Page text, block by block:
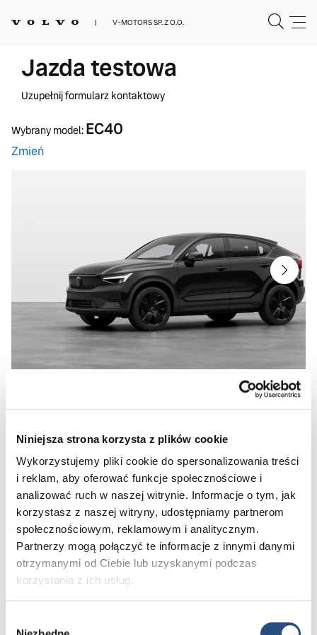
Niniejsza strona korzysta z plików cookie
Wykorzystujemy pliki cookie do spersonalizowania treści
i reklam, aby oferować funkcje społecznościowe i
analizować ruch w naszej witrynie. Informacje o tym, jak
korzystasz z naszej witryny, udostępniamy partnerom
społecznościowym, reklamowym i analitycznym.
Partnerzy mogą połączyć te informacje z innymi danymi
otrzymanymi od Ciebie lub uzyskanymi podczas
korzystania z ich usług.
V-MOTORS SP. Z O.O.
Jazda testowa
Uzupełnij formularz kontaktowy
Wybrany model: EC40
Zmień
Przed 15:00
Po 15:00
Skontaktujemy się z Tobą w ciągu 12 h w celu ustalenia konkretnego
terminu jazdy próbnej
Dane kontaktowe:
Imię*